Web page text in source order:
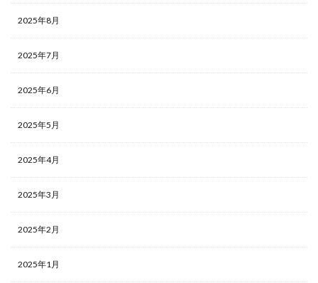
2025年8月
2025年7月
2025年6月
2025年5月
2025年4月
2025年3月
2025年2月
2025年1月